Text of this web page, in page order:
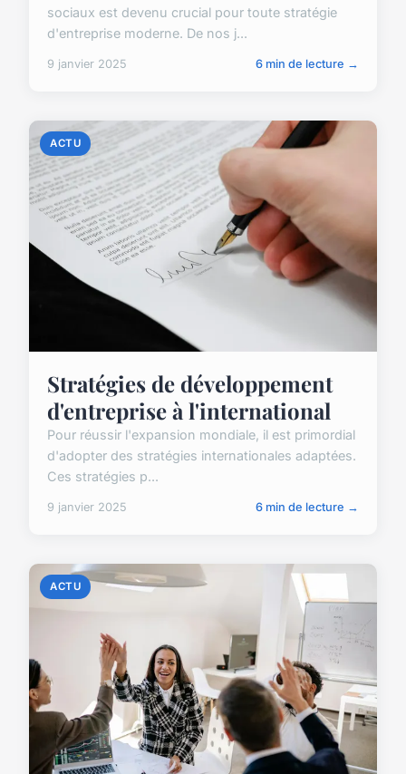
sociaux est devenu crucial pour toute stratégie
d'entreprise moderne. De nos j...
9 janvier 2025 6 min de lecture →
ACTU
Stratégies de développement
d'entreprise à l'international
Pour réussir l'expansion mondiale, il est primordial
d'adopter des stratégies internationales adaptées.
Ces stratégies p...
9 janvier 2025 6 min de lecture →
ACTU